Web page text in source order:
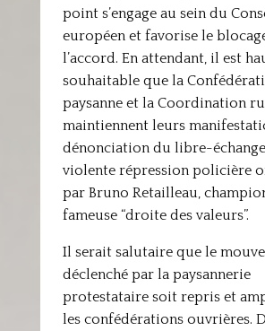
point s’engage au sein du
européen et favorise le
l’accord. En attendant, il est
souhaitable que la
paysanne et la Coordination
maintiennent leurs
dénonciation du libre-
violente répression policière
par Bruno Retailleau,
fameuse “droite des valeurs”.
Il serait salutaire que le
déclenché par la paysannerie
protestataire soit repris et
les confédérations ouvrières.